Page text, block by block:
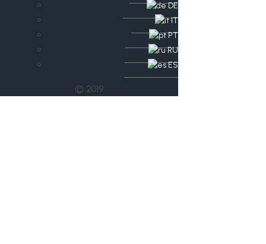
DE
IT
PT
RU
ES
© 2019